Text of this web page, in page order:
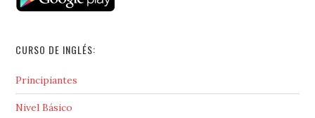
CURSO DE INGLÉS:
Principiantes
Nivel Básico